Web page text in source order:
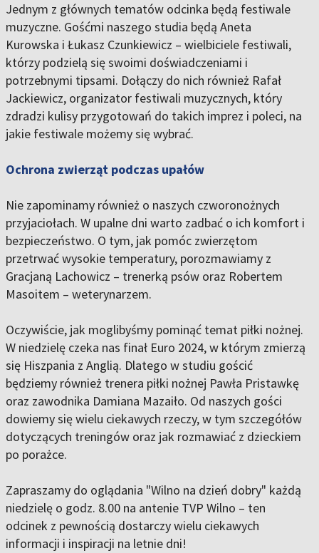
Jednym z głównych tematów odcinka będą festiwale
muzyczne. Gośćmi naszego studia będą Aneta
Kurowska i Łukasz Czunkiewicz – wielbiciele festiwali,
którzy podzielą się swoimi doświadczeniami i
potrzebnymi tipsami. Dołączy do nich również Rafał
Jackiewicz, organizator festiwali muzycznych, który
zdradzi kulisy przygotowań do takich imprez i poleci, na
jakie festiwale możemy się wybrać.
Ochrona zwierząt podczas upałów
Nie zapominamy również o naszych czworonożnych
przyjaciołach. W upalne dni warto zadbać o ich komfort i
bezpieczeństwo. O tym, jak pomóc zwierzętom
przetrwać wysokie temperatury, porozmawiamy z
Gracjaną Lachowicz – trenerką psów oraz Robertem
Masoitem – weterynarzem.
Oczywiście, jak moglibyśmy pominąć temat piłki nożnej.
W niedzielę czeka nas finał Euro 2024, w którym zmierzą
się Hiszpania z Anglią. Dlatego w studiu gościć
będziemy również trenera piłki nożnej Pawła Pristawkę
oraz zawodnika Damiana Mazaiło. Od naszych gości
dowiemy się wielu ciekawych rzeczy, w tym szczegółów
dotyczących treningów oraz jak rozmawiać z dzieckiem
po porażce.
Zapraszamy do oglądania "Wilno na dzień dobry" każdą
niedzielę o godz. 8.00 na antenie TVP Wilno – ten
odcinek z pewnością dostarczy wielu ciekawych
informacji i inspiracji na letnie dni!